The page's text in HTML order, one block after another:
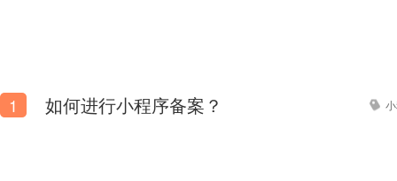
1 如何进行小程序备案？